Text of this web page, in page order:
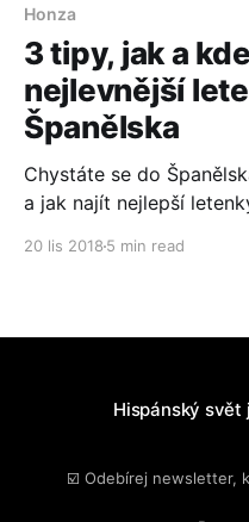
Honza
3 tipy, jak a
nejlevnější
Španělska
Chystáte se do
a jak najít nejlepší letenky? Tak tu jste správně.
20 lis 2018 5 min read
Hispánský svět
☑️ Odebírej newsletter,